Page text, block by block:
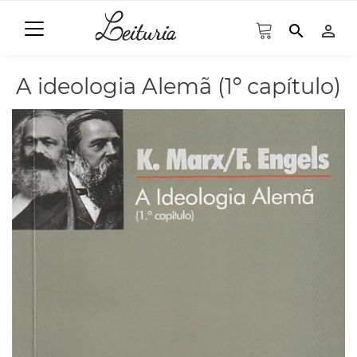
search person_outline
A ideologia Alemã (1º capítulo)